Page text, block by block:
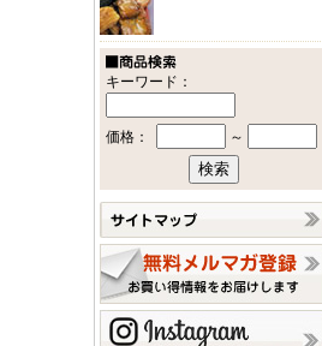
キーワード：
価格： ～